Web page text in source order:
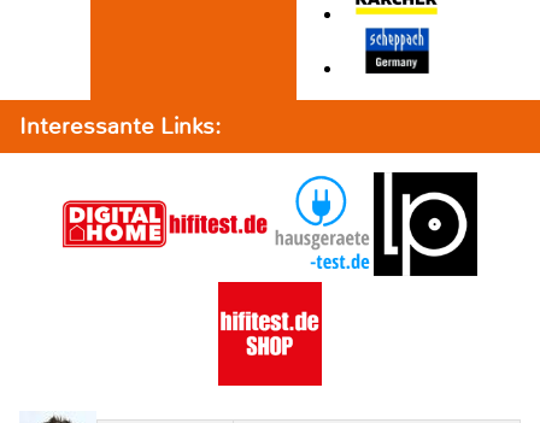
Interessante Links: